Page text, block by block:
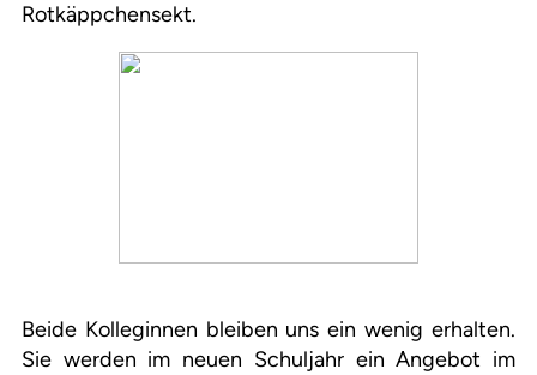
Rotkäppchensekt.
Beide Kolleginnen bleiben uns ein wenig erhalten.
Sie werden im neuen Schuljahr ein Angebot im